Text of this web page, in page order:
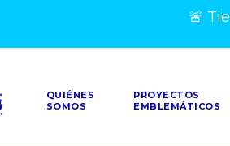
🚨
QUIÉNES
SOMOS
PROYECTOS
EMBLEMÁTICOS